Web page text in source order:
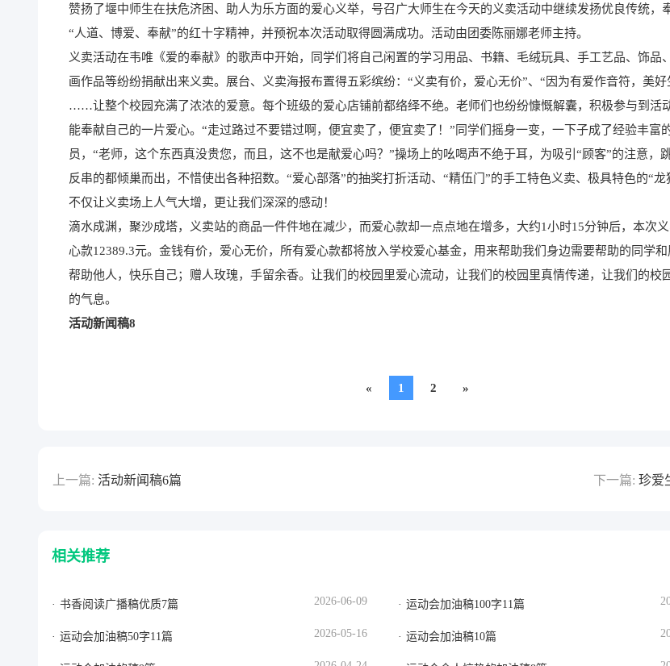
赞扬了堰中师生在扶危济困、助人为乐方面的爱心义举，号召广大师生在今天的义卖活动中继续发扬优良传统，
“人道、博爱、奉献”的红十字精神，并预祝本次活动取得圆满成功。活动由团委陈丽娜老师主持。
义卖活动在韦唯《爱的奉献》的歌声中开始，同学们将自己闲置的学习用品、书籍、毛绒玩具、手工艺品、饰品
画作品等纷纷捐献出来义卖。展台、义卖海报布置得五彩缤纷：“义卖有价，爱心无价”、“因为有爱作音符，美好
……让整个校园充满了浓浓的爱意。每个班级的爱心店铺前都络绎不绝。老师们也纷纷慷慨解囊，积极参与到活
能奉献自己的一片爱心。“走过路过不要错过啊，便宜卖了，便宜卖了！”同学们摇身一变，一下子成了经验丰富
员，“老师，这个东西真没贵您，而且，这不也是献爱心吗？”操场上的吆喝声不绝于耳，为吸引“顾客”的注意，
反串的都倾巢而出，不惜使出各种招数。“爱心部落”的抽奖打折活动、“精伍门”的手工特色义卖、极具特色的“
不仅让义卖场上人气大增，更让我们深深的感动！
滴水成渊，聚沙成塔，义卖站的商品一件件地在减少，而爱心款却一点点地在增多，大约1小时15分钟后，本次
心款12389.3元。金钱有价，爱心无价，所有爱心款都将放入学校爱心基金，用来帮助我们身边需要帮助的同学和
帮助他人，快乐自己；赠人玫瑰，手留余香。让我们的校园里爱心流动，让我们的校园里真情传递，让我们的校
的气息。
活动新闻稿8
« 1 2 »
上一篇: 活动新闻稿6篇 下一篇: 珍爱
相关推荐
书香阅读广播稿优质7篇 2026-06-09 运动会加油稿100字11篇
运动会加油稿50字11篇 2026-05-16 运动会加油稿10篇